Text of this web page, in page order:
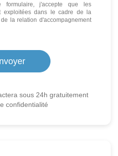
formulaire, j'accepte que les
exploitées dans le cadre de la
la relation d'accompagnement
sous 24h gratuitement
confidentialité